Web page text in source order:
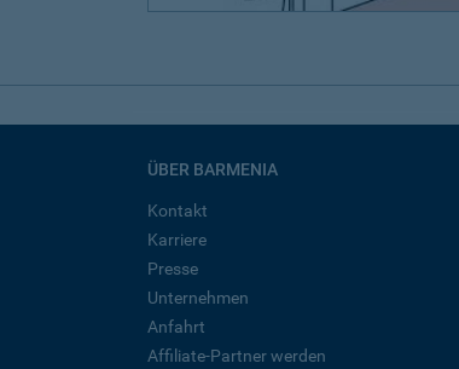
ÜBER BARMENIA
Kontakt
Karriere
Presse
Unternehmen
Anfahrt
Affiliate-Partner werden